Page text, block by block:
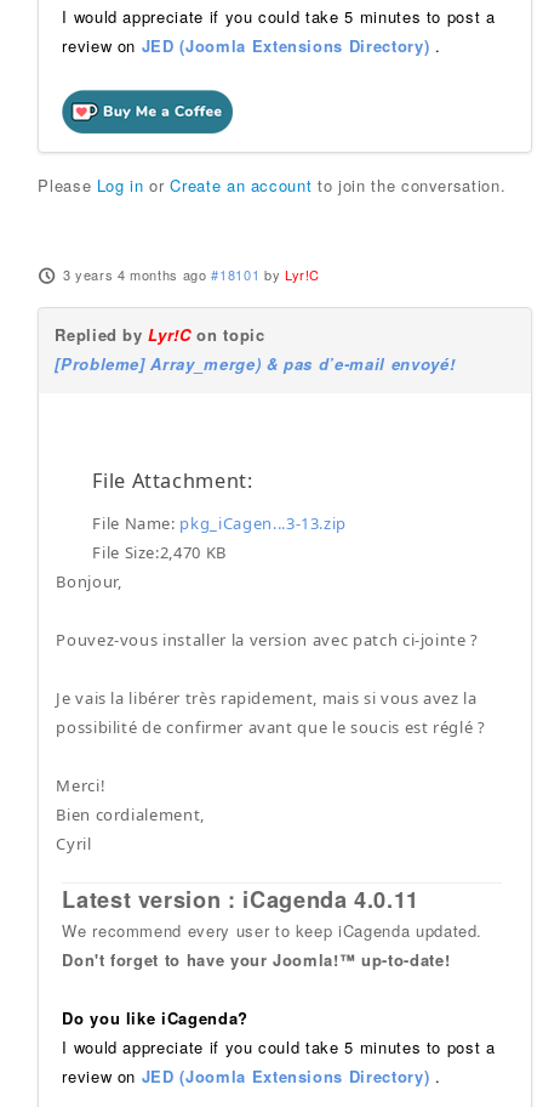
I would appreciate if you could take 5 minutes to post a
review on JED (Joomla Extensions Directory) .
Please Log in orCreate an account to join the conversation.
3 years 4 months ago #18101 by Lyr!C
Replied byLyr!Con topic
[Probleme] Array_merge) & pas d’e-mail envoyé!
File Attachment:
File Name: pkg_iCagen...3-13.zip
File Size:2,470 KB
Bonjour,
Pouvez-vous installer la version avec patch ci-jointe ?
Je vais la libérer très rapidement, mais si vous avez la
possibilité de confirmer avant que le soucis est réglé ?
Merci!
Bien cordialement,
Cyril
Latest version : iCagenda 4.0.11
We recommend every user to keep iCagenda updated.
Don't forget to have your Joomla!™ up-to-date!
Do you like iCagenda?
I would appreciate if you could take 5 minutes to post a
review on JED (Joomla Extensions Directory) .